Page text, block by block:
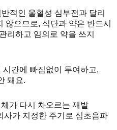
적인 울혈성 심부전과 달리
않으므로, 식단과 약은 반드시
리하고 임의로 약을 쓰지
시간에 빠짐없이 투여하고,
돼요.
가 다시 차오르는 재발
사가 지정한 주기로 심초음파